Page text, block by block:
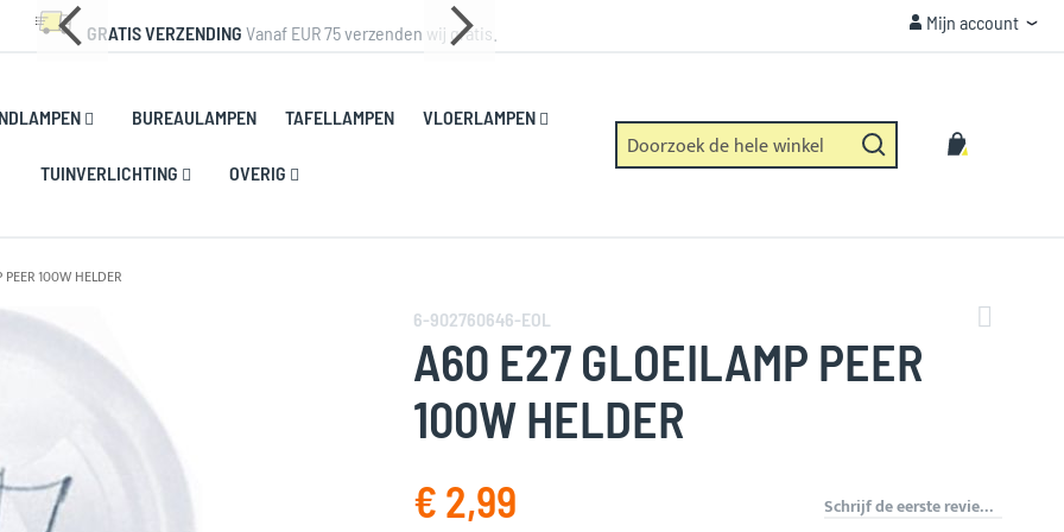
GRATIS VERZENDING Vanaf EUR 75 verzenden wij gratis. Https verbinding en geen dataverzameling.
Mijn account
Mijn account
BUREAULAMPEN TAFELLAMPEN VLOERLAMPEN
TUINVERLICHTING OVERIG
Zoek
Zoek
100W HELDER
6-902760646-EOL
A60 E27 GLOEILAMP PEER
100W HELDER
€ 2,99 Schrijf de eerste review over dit product